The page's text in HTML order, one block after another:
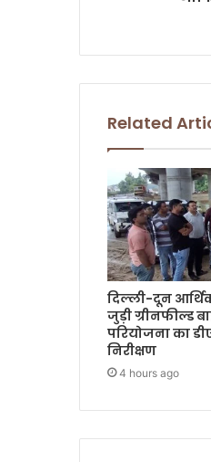
Related
दिल्ली-दून
जुड़ी ग्रीनफील्ड
परियोजना का
निरीक्षण
4 hours ago